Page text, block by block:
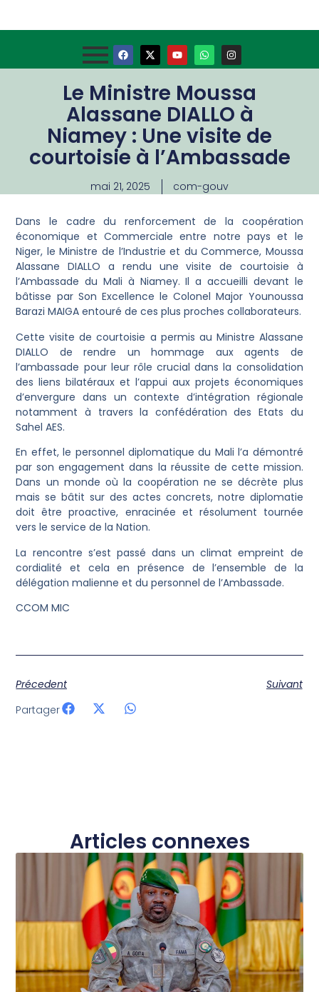
Le Ministre Moussa
Alassane DIALLO à
Niamey : Une visite de
courtoisie à l’Ambassade
mai 21, 2025 com-gouv
Dans le cadre du renforcement de la coopération
économique et Commerciale entre notre pays et le
Niger, le Ministre de l’Industrie et du Commerce, Moussa
Alassane DIALLO a rendu une visite de courtoisie à
l’Ambassade du Mali à Niamey. Il a accueilli devant le
bâtisse par Son Excellence le Colonel Major Younoussa
Barazi MAIGA entouré de ces plus proches collaborateurs.
Cette visite de courtoisie a permis au Ministre Alassane
DIALLO de rendre un hommage aux agents de
l’ambassade pour leur rôle crucial dans la consolidation
des liens bilatéraux et l’appui aux projets économiques
d’envergure dans un contexte d’intégration régionale
notamment à travers la confédération des Etats du
Sahel AES.
En effet, le personnel diplomatique du Mali l’a démontré
par son engagement dans la réussite de cette mission.
Dans un monde où la coopération ne se décrète plus
mais se bâtit sur des actes concrets, notre diplomatie
doit être proactive, enracinée et résolument tournée
vers le service de la Nation.
La rencontre s’est passé dans un climat empreint de
cordialité et cela en présence de l’ensemble de la
délégation malienne et du personnel de l’Ambassade.
CCOM MIC
Précedent
Suivant
Partager
Articles connexes